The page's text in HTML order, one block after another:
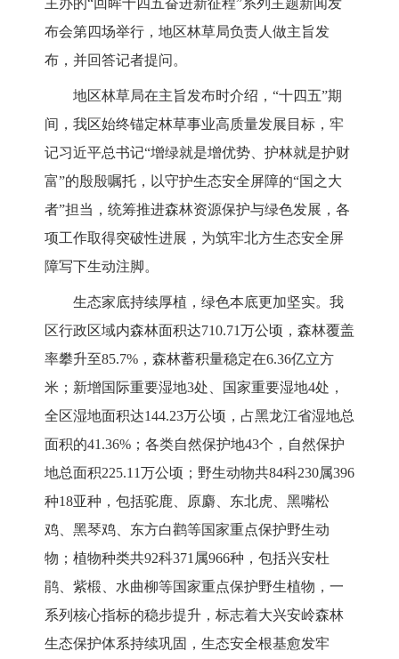
布会第四场举行，地区林草局负责人做主旨发
布，并回答记者提问。
地区林草局在主旨发布时介绍， “十四五”期
间， 我区始终锚定林草事业高质量发展目标，牢
记习近平总书记“增绿就是增优势、护林就是护财
富”的殷殷嘱托，以守护生态安全屏障的“国之大
者”担当，统筹推进森林资源保护与绿色发展，各
项工作取得突破性进展，为筑牢北方生态安全屏
障写下生动注脚。
生态家底持续厚植，绿色本底更加坚实。 我
区行政区域内森林面积达710.71万公顷，森林覆盖
率攀升至85.7%，森林蓄积量稳定在6.36亿立方
米； 新增国际重要湿地3处、国家重要湿地4处，
全区湿地面积达144.23万公顷，占黑龙江省湿地总
面积的41.36% ；各类自然保护地43个，自然保护
地总面积225.11万公顷；野生动物共84科230属396
种18亚种，包括驼鹿、原麝、东北虎、黑嘴松
鸡、黑琴鸡、东方白鹳等国家重点保护野生动
物；植物种类共92科371属966种，包括兴安杜
鹃、紫椴、水曲柳等国家重点保护野生植物， 一
系列核心指标的稳步提升，标志着大兴安岭森林
生态保护体系持续巩固，生态安全根基愈发牢